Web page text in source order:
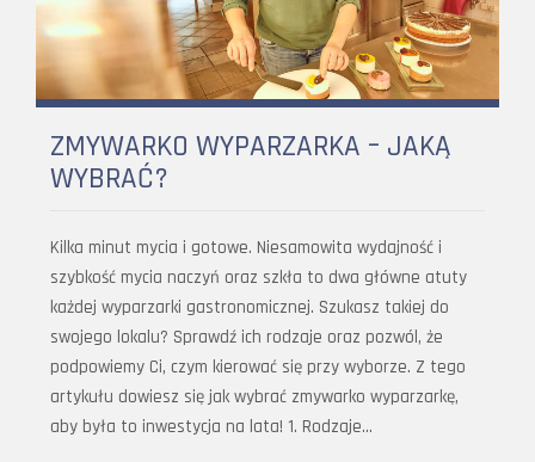
ZMYWARKO WYPARZARKA – JAKĄ
WYBRAĆ?
Kilka minut mycia i gotowe. Niesamowita wydajność i
szybkość mycia naczyń oraz szkła to dwa główne atuty
każdej wyparzarki gastronomicznej. Szukasz takiej do
swojego lokalu? Sprawdź ich rodzaje oraz pozwól, że
podpowiemy Ci, czym kierować się przy wyborze. Z tego
artykułu dowiesz się jak wybrać zmywarko wyparzarkę,
aby była to inwestycja na lata! 1. Rodzaje…